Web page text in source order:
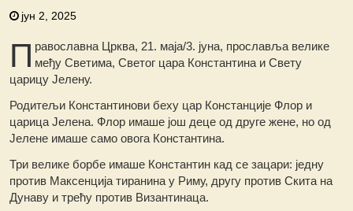
јун 2, 2025
П равославна Црква, 21. маја/3. јуна, прославља велике
међу Светима, Светoг цара Константина и Свету
цaрицу Јелену.
Родитељи Константинови беху цар Констанције Флор и
царица Јелена. Флор имаше још деце од друге жене, но од
Јелене имаше само овога Константина.
Три велике борбе имаше Константин кад се зацари: једну
против Максенција тиранина у Риму, другу против Скита на
Дунаву и трећу против Византинаца.